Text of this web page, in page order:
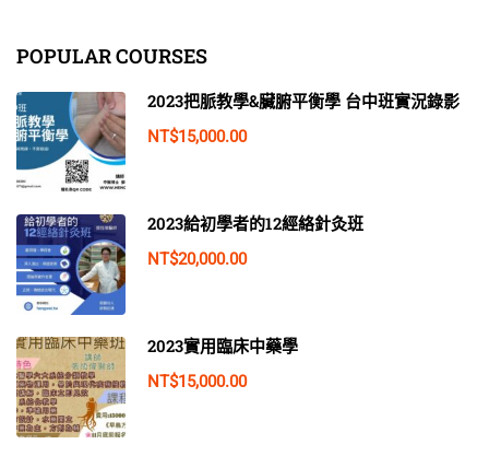
POPULAR COURSES
2023把脈教學&臟腑平衡學 台中班實況錄影
NT$15,000.00
2023給初學者的12經絡針灸班
NT$20,000.00
2023實用臨床中藥學
NT$15,000.00